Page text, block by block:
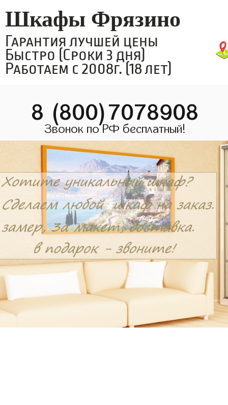
Шкафы Фрязино
Гарантия лучшей цены
Быстро (Сроки 3 дня)
Работаем с 2008г. (18 лет)
8 (800)7078908
Звонок по РФ бесплатный!